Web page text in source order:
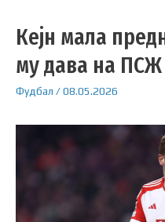
Кејн мала
му дава на ПСЖ
Фудбал /08.05.2026